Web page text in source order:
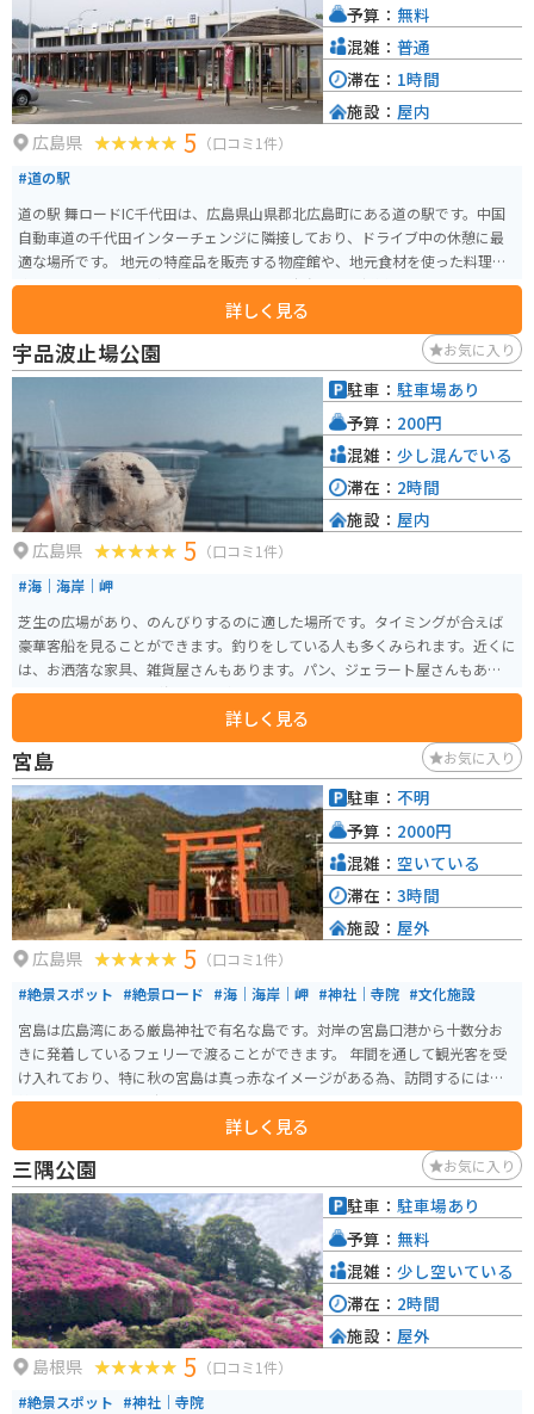
広島県 5 （口コミ1件）
#道の駅
道の駅 舞ロードIC千代田は、広島県山県郡北広島町にある道の駅です。中国
自動車道の千代田インターチェンジに隣接しており、ドライブ中の休憩に最
適な場所です。 地元の特産品を販売する物産館や、地元食材を使った料理が
楽しめるレストランがあります。特に、北広島町産の新鮮な野菜や果物は人
気です。また、バイク専用の駐車場も完備されているので、ツーリングの休
憩場所としてもおすすめです。 周辺には、豊かな自然が広がっており、四季
折々の景色を楽しむことができます。春には、道の駅からほど近い場所に位
置する、豊平町の「龍頭峡」の桜並木がおすすめです。約300本ものソメイヨ
シノが咲き乱れる様子は圧巻です。夏には、川遊びやキャンプを楽しむこと
ができます。秋には、紅葉の名所として知られる「三段峡」がおすすめです。
国の特別名勝にも指定されている景勝地で、遊歩道も整備されているので、
ハイキングを楽しむことができます。冬には、スキー場もオープンします。道
の駅 舞ロードIC千代田は、観光の拠点としても最適な場所です。
詳しく見る
予算： 無料
混雑： 普通
滞在： 1時間
施設： 屋内
宇品波止場公園 お気に入り
広島県 5 （口コミ1件）
#海｜海岸｜岬
芝生の広場があり、のんびりするのに適した場所です。タイミングが合えば
豪華客船を見ることができます。釣りをしている人も多くみられます。近くに
は、お洒落な家具、雑貨屋さんもあります。パン、ジェラート屋さんもあり、
テイクアウトをして、海を見ながら食べることもできます。
詳しく見る
駐車： 駐車場あり
予算： 200円
混雑： 少し混んでいる
滞在： 2時間
施設： 屋内
宮島 お気に入り
広島県 5 （口コミ1件）
#絶景スポット #絶景ロード #海｜海岸｜岬 #神社｜寺院 #文化施設
宮島は広島湾にある厳島神社で有名な島です。対岸の宮島口港から十数分お
きに発着しているフェリーで渡ることができます。 年間を通して観光客を受
け入れており、特に秋の宮島は真っ赤なイメージがある為、訪問するには季
節としては最も良い時期かもしれません。
詳しく見る
駐車： 不明
予算： 2000円
混雑： 空いている
滞在： 3時間
施設： 屋外
三隅公園 お気に入り
島根県 5 （口コミ1件）
#絶景スポット #神社｜寺院
駐車： 駐車場あり
予算： 無料
混雑： 少し空いている
滞在： 2時間
施設： 屋外